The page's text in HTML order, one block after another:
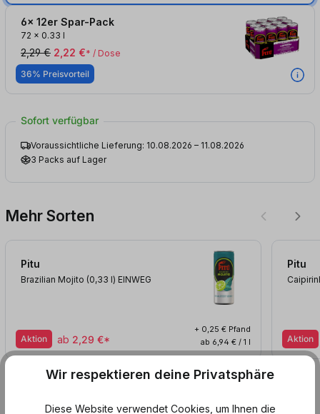
6x 12er Spar-Pack
72 x 0.33 l
2,29 € 2,22 €* / Dose
36% Preisvorteil
Sofort verfügbar
Voraussichtliche Lieferung: 10.08.2026 – 11.08.2026
3 Packs auf Lager
Mehr Sorten
Pitu
Brazilian Mojito (0,33 l) EINWEG
Aktion ab 2,29 €*
+ 0,25 € Pfand
ab 6,94 € / 1 l
Pitu
Aktion
Produktinformationen
Wir respektieren deine Privatsphäre
Diese Website verwendet Cookies, um Ihnen die